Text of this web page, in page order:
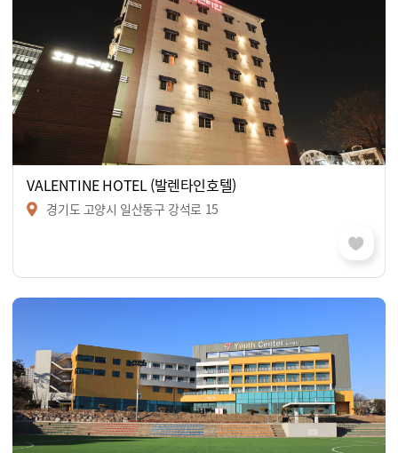
VALENTINE HOTEL (발렌타인호텔)
경기도 고양시 일산동구 강석로 15